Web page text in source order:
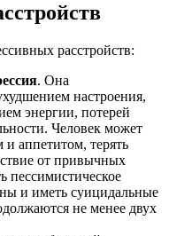
расстройств:
. Она
настроения,
энергии, потерей
Человек может
аппетитом, терять
от привычных
пессимистическое
и иметь суицидальные
не менее двух